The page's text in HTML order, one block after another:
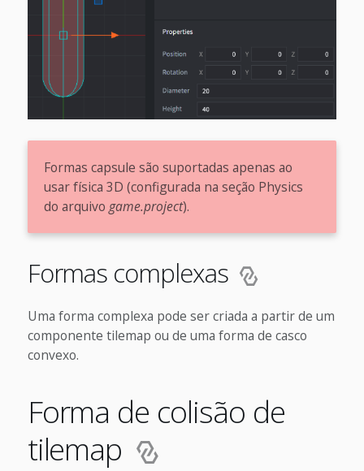
Formas capsule são suportadas apenas ao
usar física 3D (configurada na seção Physics
do arquivogame.project).
Formas complexas
Uma forma complexa pode ser criada a partir de um
componente tilemap ou de uma forma de casco
convexo.
Forma de colisão de
tilemap